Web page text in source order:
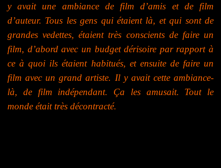
y avait une ambiance de film d’amis et de film
d’auteur. Tous les gens qui étaient là, et qui sont de
grandes vedettes, étaient très conscients de faire un
film, d’abord avec un budget dérisoire par rapport à
ce à quoi ils étaient habitués, et ensuite de faire un
film avec un grand artiste. Il y avait cette ambiance-
là, de film indépendant. Ça les amusait. Tout le
monde était très décontracté.